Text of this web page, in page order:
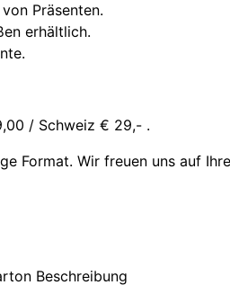
Präsenten.
erhältlich.
/ Schweiz € 29,- .
Format. Wir freuen uns auf
Beschreibung